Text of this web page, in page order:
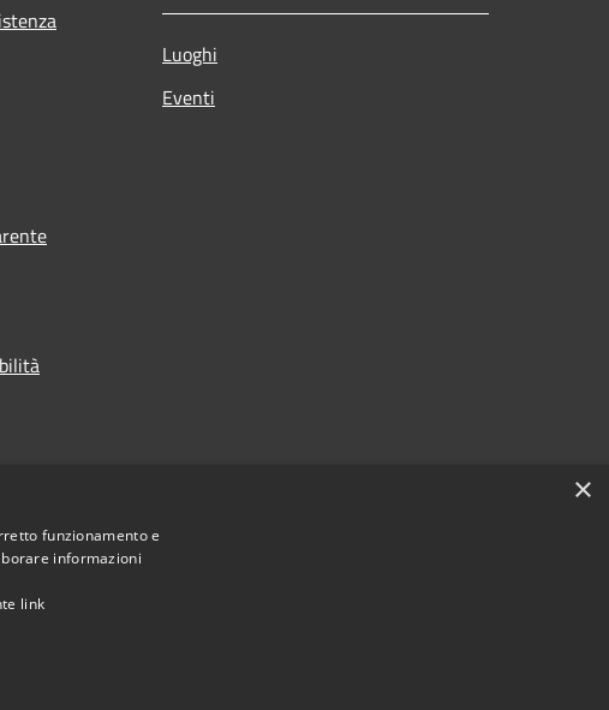
Luoghi
Eventi
• Comune di Val Brembilla • Powered by
×
funzionamento e
informazioni
link